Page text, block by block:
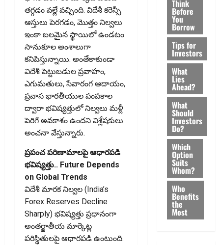
తగ్గడం వల్లే వచ్చింది. విదేశీ కరెన్సీ
ఆస్తులు పెరగడం, మొత్తం నిల్వలు
ఇంకా బలమైన స్థాయిలో ఉండటం
సానుకూల అంశాలుగా
కనిపిస్తున్నాయి. అంతేకాకుండా
విదేశీ పెట్టుబడుల ప్రవాహం,
ఎగుమతులు, సేవారంగ ఆదాయం,
ప్రవాస భారతీయుల పంపకాల
ద్వారా భవిష్యత్తులో నిల్వలు మళ్లీ
పెరిగే అవకాశం ఉందని విశ్లేషకులు
అంచనా వేస్తున్నారు.
ప్రపంచ పరిణామాలపై ఆధారపడి
భవిష్యత్తు.. Future Depends
on Global Trends
విదేశీ మారక నిల్వల (India’s
Forex Reserves Decline
Sharply) భవిష్యత్తు ప్రధానంగా
అంతర్జాతీయ మార్కెట్ల
పరిస్థితులపై ఆధారపడి ఉంటుంది.
Think
Before
You
Borrow
Tips for
Investors
What
Lies
Ahead?
What
Should
Investors
Do?
Which
Option
Suits
Whom?
Who
Benefits
the
Most